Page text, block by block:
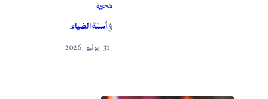
هجيرة
فيأسنة الضياء.